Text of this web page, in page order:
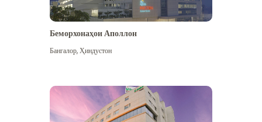
Бештар дидан
Беморхонаҳои Аполлон
Бангалор,Ҳиндустон